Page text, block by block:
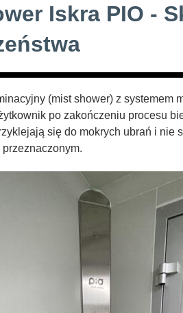
Iskra PIO -
(mist shower) z systemem
po zakończeniu procesu
się do mokrych ubrań i